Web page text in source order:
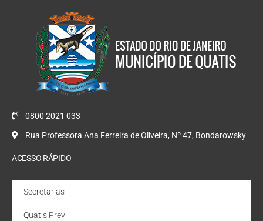
0800 2021 033
Rua Professora Ana Ferreira de Oliveira, Nº 47, Bondarowsky
ACESSO RÁPIDO
Secretarias
Quatis Prev